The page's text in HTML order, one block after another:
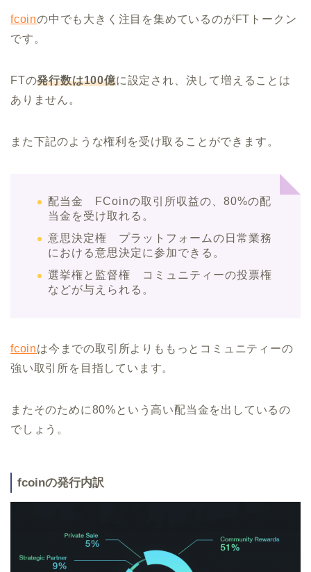
fcoinの中でも大きく注目を集めているのがFTトークン
です。
FTの発行数は100億に設定され、決して増えることは
ありません。
また下記のような権利を受け取ることができます。
配当金 FCoinの取引所収益の、80%の配
当金を受け取れる。
意思決定権 プラットフォームの日常業務
における意思決定に参加できる。
選挙権と監督権 コミュニティーの投票権
などが与えられる。
fcoinは今までの取引所よりももっとコミュニティーの
強い取引所を目指しています。
またそのために80%という高い配当金を出しているの
でしょう。
fcoinの発行内訳